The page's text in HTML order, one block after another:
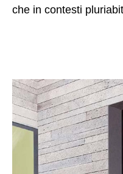
che in contesti